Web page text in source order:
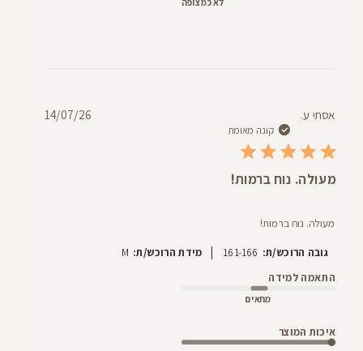
לא כמצופה
אסתי ע.
קונה מאומת
מעולה. נוח ברמות!
מעולה. נוח ברמות!
גובה הרוכש/ת: 161-166
| מידת הרוכש/ת: M
התאמה למידה
מתאים
איכות המוצר
14/07/26